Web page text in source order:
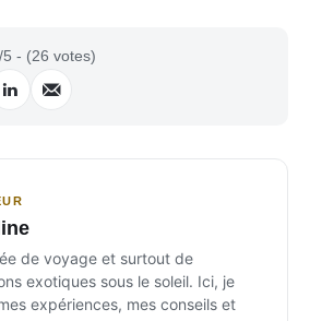
5 - (26 votes)
de voyage et surtout de
exotiques sous le soleil. Ici, je
expériences, mes conseils et